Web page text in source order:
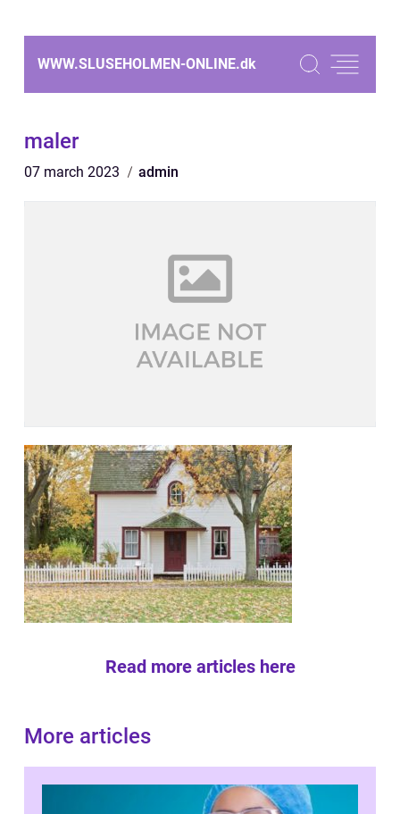
WWW.SLUSEHOLMEN-ONLINE.dk
maler
07 march 2023 admin
Read more articles here
More articles